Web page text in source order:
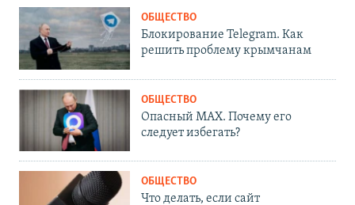
ОБЩЕСТВО
Блокирование Telegram. Как
решить проблему крымчанам
ОБЩЕСТВО
Опасный MAX. Почему его
следует избегать?
ОБЩЕСТВО
Что делать, если сайт